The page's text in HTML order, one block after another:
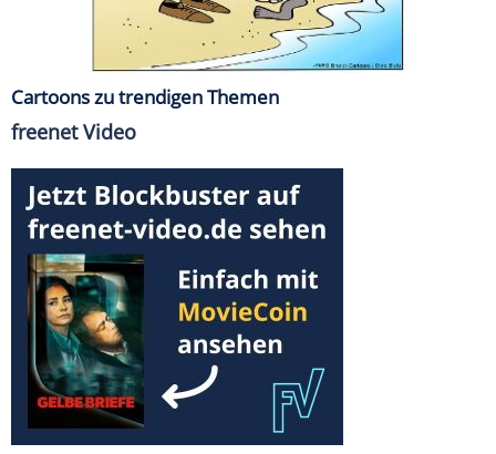
Cartoons zu trendigen Themen
freenet Video